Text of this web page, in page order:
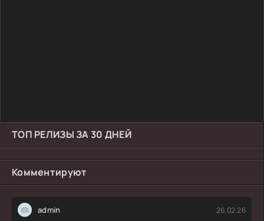
ТОП РЕЛИЗЫ ЗА 30 ДНЕЙ
Комментируют
admin 26.02.26